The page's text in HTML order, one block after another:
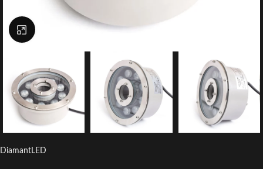
Click to enlarge
DiamantLED